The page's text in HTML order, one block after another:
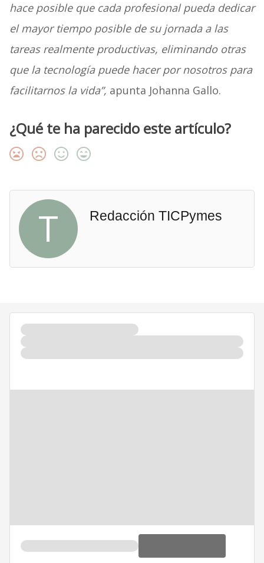
hace posible que cada profesional pueda dedicar
el mayor tiempo posible de su jornada a las
tareas realmente productivas, eliminando otras
que la tecnología puede hacer por nosotros para
facilitarnos la vida”, apunta Johanna Gallo.
¿Qué te ha parecido este artículo?
T Redacción TICPymes